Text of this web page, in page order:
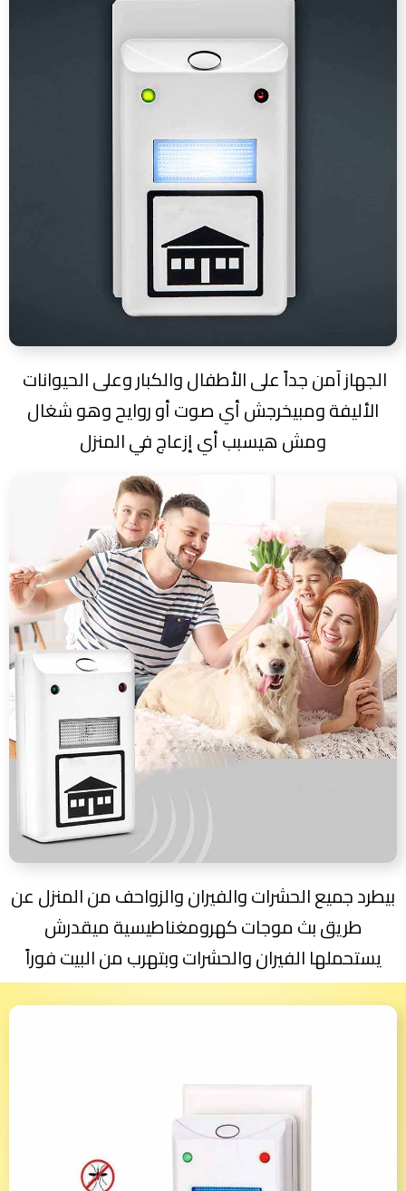
الأليفة ومبيخرجش أي صوت أو روايح وهو شغال
ومش هيسبب أي إزعاج في المنزل
بيطرد جميع الحشرات والفيران والزواحف من المنزل عن
طريق بث موجات كهرومغناطيسية ميقدرش
يستحملها الفيران والحشرات وبتهرب من البيت فوراً